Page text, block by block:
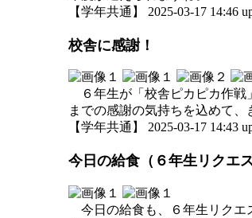
【学年共通】 2025-03-17 14:46
校舎に感謝！
６年生が「校舎ピカピカ作戦
までの感謝の気持ちを込めて
【学年共通】 2025-03-17 14:43
今日の給食（６年生リクエス
今日の給食も、６年生リクエ